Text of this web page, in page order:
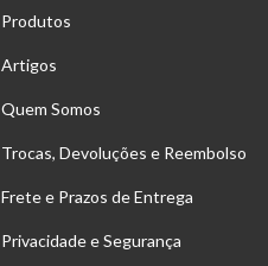
Produtos
Artigos
Quem Somos
Trocas, Devoluções e Reembolso
Frete e Prazos de Entrega
Privacidade e Segurança